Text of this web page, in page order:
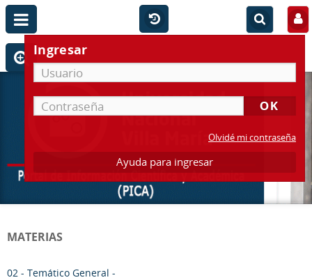
Ingresar
Olvidé mi contraseña
Ayuda para ingresar
MATERIAS
02 - Temático General -